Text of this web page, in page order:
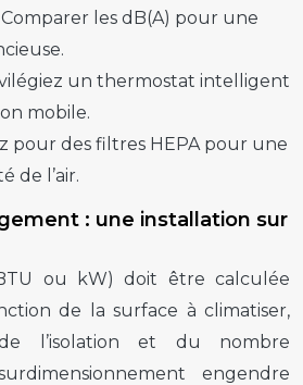
Comparer les dB(A) pour une
un thermostat intelligent
mobile.
pour des filtres HEPA pour une
de l’air.
: une installation sur
ou kW) doit être calculée
de la surface à climatiser,
l’isolation et du nombre
engendre